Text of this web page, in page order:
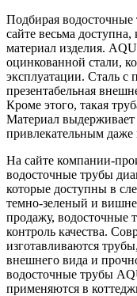
Подбирая
сайте весьма
материал изделия.
оцинкованной стали,
эксплуатации. Сталь с
презентабельная
Кроме этого, такая
Материал выдерживает
привлекательным даже
На сайте компании-
водосточные трубы
которые доступны в
темно-зеленый и
продажу, водосточные
контроль качества.
изготавливаются
внешнего вида и
водосточные трубы
применяются в